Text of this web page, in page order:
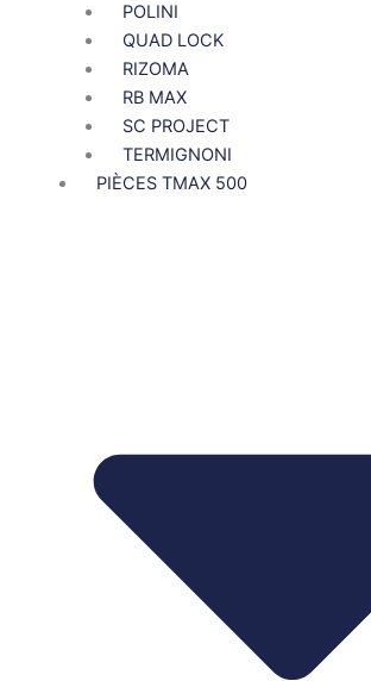
POLINI
QUAD LOCK
RIZOMA
RB MAX
SC PROJECT
TERMIGNONI
PIÈCES TMAX 500